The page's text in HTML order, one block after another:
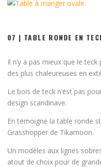
07 | TABLE RONDE EN
Il n’y a pas mieux que le
des plus chaleureuses en
Le bois de teck n’est pas
design scandinave.
En témoigne la table ronde
Grasshopper de Tikamoon.
Un modèles aux lignes
atout de choix pour de